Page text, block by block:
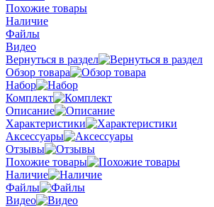
Похожие товары
Наличие
Файлы
Видео
Вернуться в раздел
Обзор товара
Набор
Комплект
Описание
Характеристики
Аксессуары
Отзывы
Похожие товары
Наличие
Файлы
Видео